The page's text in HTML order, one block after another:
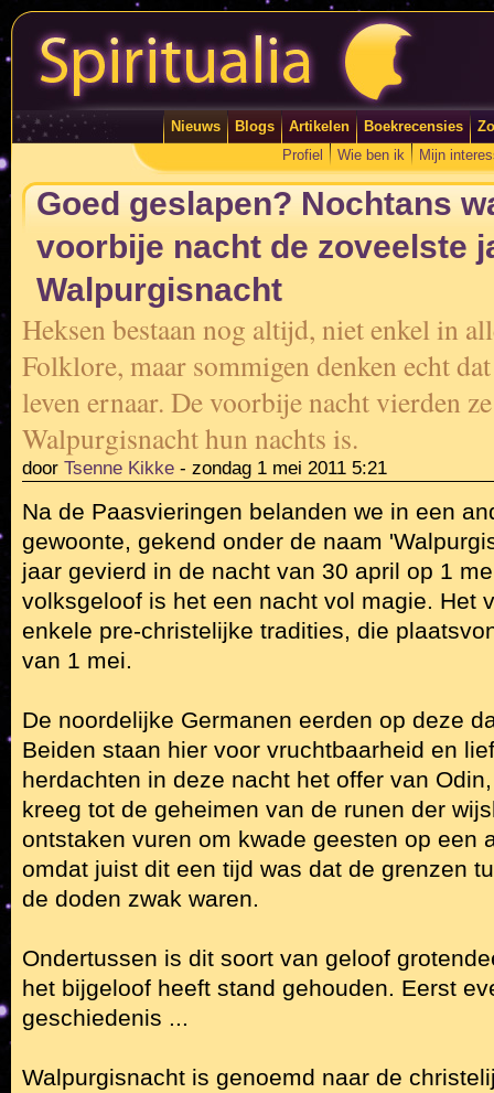
Nieuws Blogs Artikelen Boekrecensies
Profiel
Wie ben ik Mijn
Goed geslapen? Nochtans
voorbije nacht de zoveelste
Walpurgisnacht
Heksen bestaan nog altijd, niet enkel in
Folklore, maar sommigen denken echt
leven ernaar. De voorbije nacht vierden
Walpurgisnacht hun nachts is.
door Tsenne Kikke - zondag 1 mei 2011 5:21
Na de Paasvieringen belanden we in een
gewoonte, gekend onder de naam
jaar gevierd in de nacht van 30 april op 1
volksgeloof is het een nacht vol magie. Het
enkele pre-christelijke tradities, die
van 1 mei.
De noordelijke Germanen eerden op deze
Beiden staan hier voor vruchtbaarheid en
herdachten in deze nacht het offer van
kreeg tot de geheimen van de runen der
ontstaken vuren om kwade geesten op een
omdat juist dit een tijd was dat de grenzen
de doden zwak waren.
Ondertussen is dit soort van geloof
het bijgeloof heeft stand gehouden. Eerst
geschiedenis ...
Walpurgisnacht is genoemd naar de